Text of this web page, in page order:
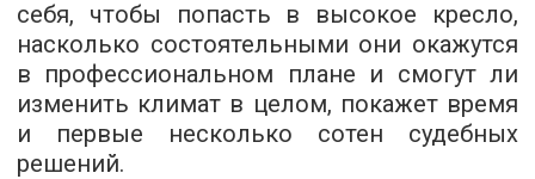
себя, чтобы попасть в высокое кресло,
насколько состоятельными они окажутся
в профессиональном плане и смогут ли
изменить климат в целом, покажет время
и первые несколько сотен судебных
решений.